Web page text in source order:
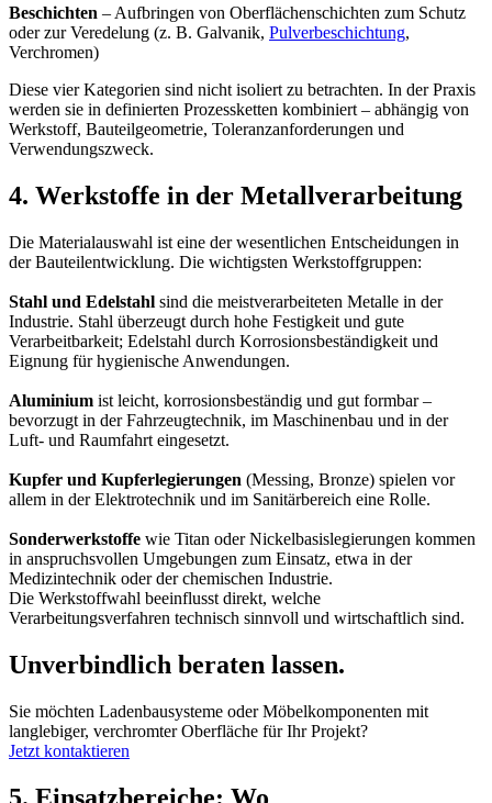
Beschichten – Aufbringen von Oberflächenschichten zum Schutz
oder zur Veredelung (z. B. Galvanik, Pulverbeschichtung,
Verchromen)
Diese vier Kategorien sind nicht isoliert zu betrachten. In der Praxis
werden sie in definierten Prozessketten kombiniert – abhängig von
Werkstoff, Bauteilgeometrie, Toleranzanforderungen und
Verwendungszweck.
4. Werkstoffe in der Metallverarbeitung
Die Materialauswahl ist eine der wesentlichen Entscheidungen in
der Bauteilentwicklung. Die wichtigsten Werkstoffgruppen:
Stahl und Edelstahl sind die meistverarbeiteten Metalle in der
Industrie. Stahl überzeugt durch hohe Festigkeit und gute
Verarbeitbarkeit; Edelstahl durch Korrosionsbeständigkeit und
Eignung für hygienische Anwendungen.
Aluminium ist leicht, korrosionsbeständig und gut formbar –
bevorzugt in der Fahrzeugtechnik, im Maschinenbau und in der
Luft- und Raumfahrt eingesetzt.
Kupfer und Kupferlegierungen (Messing, Bronze) spielen vor
allem in der Elektrotechnik und im Sanitärbereich eine Rolle.
Sonderwerkstoffe wie Titan oder Nickelbasislegierungen kommen
in anspruchsvollen Umgebungen zum Einsatz, etwa in der
Medizintechnik oder der chemischen Industrie.
Die Werkstoffwahl beeinflusst direkt, welche
Verarbeitungsverfahren technisch sinnvoll und wirtschaftlich sind.
Unverbindlich beraten lassen.
Sie möchten Ladenbausysteme oder Möbelkomponenten mit
langlebiger, verchromter Oberfläche für Ihr Projekt?
Jetzt kontaktieren
5. Einsatzbereiche: Wo